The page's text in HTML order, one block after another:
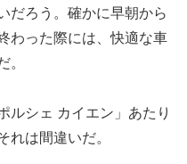
だろう。確かに早朝から
わった際には、快適な車
。
ルシェ カイエン」あたり
れは間違いだ。